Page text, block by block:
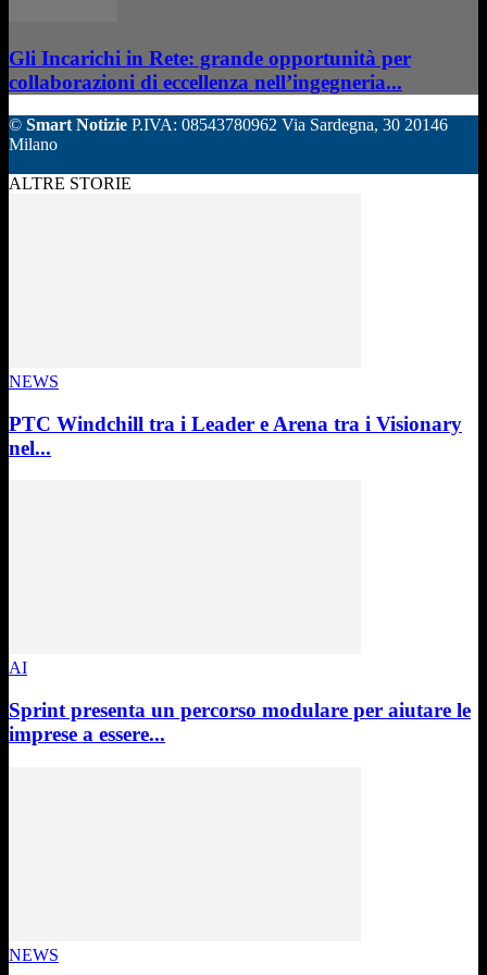
Gli Incarichi in Rete: grande opportunità per
collaborazioni di eccellenza nell’ingegneria...
© Smart Notizie P.IVA: 08543780962 Via Sardegna, 30 20146
Milano
ALTRE STORIE
NEWS
PTC Windchill tra i Leader e Arena tra i Visionary
nel...
AI
Sprint presenta un percorso modulare per aiutare le
imprese a essere...
NEWS